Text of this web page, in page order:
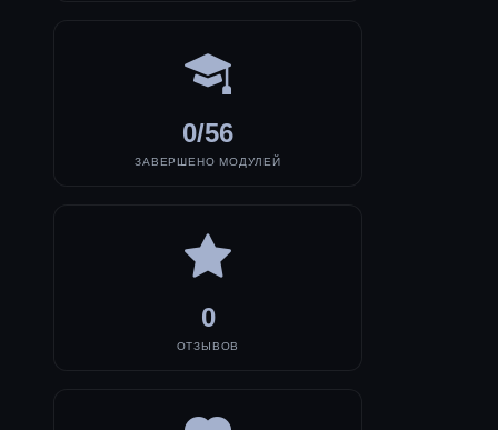
0/56
ЗАВЕРШЕНО МОДУЛЕЙ
0
ОТЗЫВОВ